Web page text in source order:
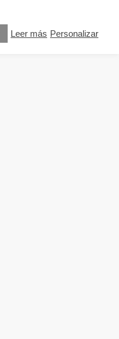
Leer más Personalizar